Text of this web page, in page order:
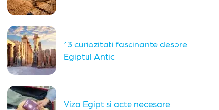
13 curiozitati fascinante despre
Egiptul Antic
Viza Egipt si acte necesare